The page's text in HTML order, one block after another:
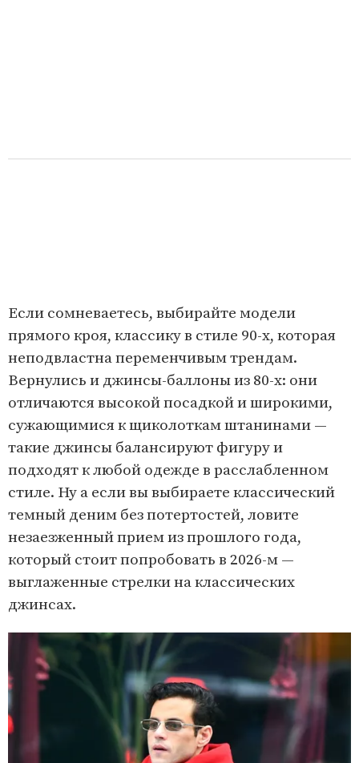
Если сомневаетесь, выбирайте модели
прямого кроя, классику в стиле 90-х, которая
неподвластна переменчивым трендам.
Вернулись и джинсы-баллоны из 80-х: они
отличаются высокой посадкой и широкими,
сужающимися к щиколоткам штанинами —
такие джинсы балансируют фигуру и
подходят к любой одежде в расслабленном
стиле. Ну а если вы выбираете классический
темный деним без потертостей, ловите
незаезженный прием из прошлого года,
который стоит попробовать в 2026-м —
выглаженные стрелки на классических
джинсах.